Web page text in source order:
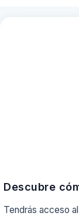
Descubre
Tendrás acceso